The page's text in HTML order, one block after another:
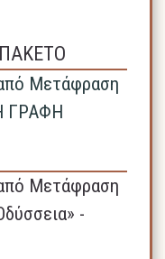
Μετάφραση
ΓΡΑΦΗ
Μετάφραση
-